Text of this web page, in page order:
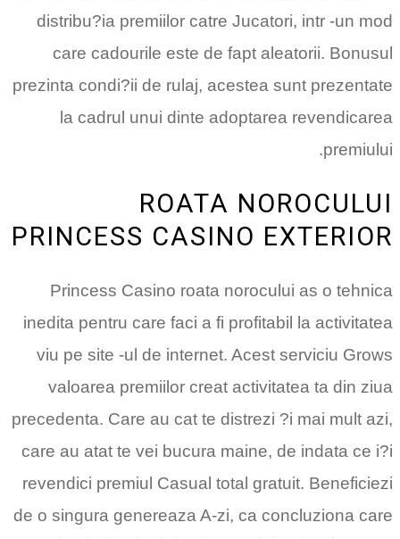
distribu?ia premiilor catre Jucatori, intr -un mod
care cadourile este de fapt aleatorii. Bonusul
prezinta condi?ii de rulaj, acestea sunt prezentate
la cadrul unui dinte adoptarea revendicarea
premiului.
ROATA NOROCULUI
PRINCESS CASINO EXTERIOR
Princess Casino roata norocului as o tehnica
inedita pentru care faci a fi profitabil la activitatea
viu pe site -ul de internet. Acest serviciu Grows
valoarea premiilor creat activitatea ta din ziua
precedenta. Care au cat te distrezi ?i mai mult azi,
care au atat te vei bucura maine, de indata ce i?i
revendici premiul Casual total gratuit. Beneficiezi
de o singura genereaza A-zi, ca concluziona care